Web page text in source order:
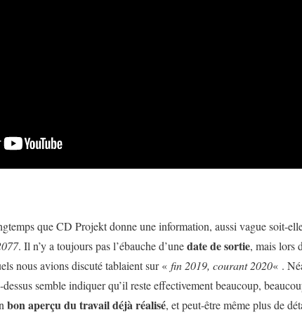
que CD Projekt donne une information, aussi vague soit-
. Il n’y a toujours pas l’ébauche d’unedate de sortie, mais lors
nous avions discuté tablaient sur « fin 2019, courant 2020« .
semble indiquer qu’il reste effectivement beaucoup,
bon aperçu du travail déjà réalisé, et peut-être même plus de